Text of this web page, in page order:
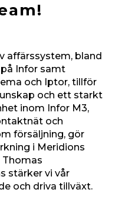
affärssystem, bland
Infor samt
och Iptor, tillför
och ett starkt
inom Infor M3,
och
försäljning, gör
i Meridions
stärker vi vår
och driva tillväxt.